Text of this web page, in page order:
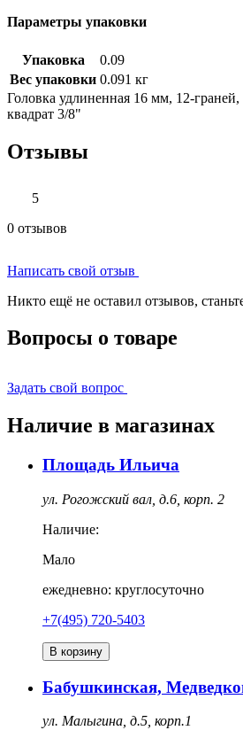
Параметры упаковки
Упаковка
0.09
Вес упаковки 0.091 кг
Головка удлиненная 16 мм, 12-
квадрат 3/8"
Отзывы
5
0 отзывов
Написать свой отзыв
Никто ещё не оставил отзывов,
Вопросы о товаре
Задать свой вопрос
Наличие в магазинах
Площадь Ильича
ул. Рогожский вал, д.6, корп. 2
Наличие:
Мало
ежедневно: круглосуточно
+7(495) 720-5403
В корзину
Бабушкинская,
ул. Малыгина, д.5, корп.1